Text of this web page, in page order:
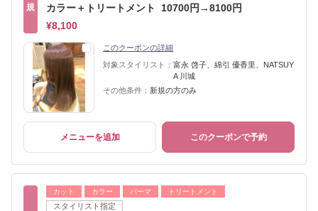
規
カラー＋トリートメント 10700円→8100円
¥8,100
このクーポンの詳細
対象スタイリスト： 富永 啓子、綿引 優香里、NATSUY
A 川城
その他条件： 新規の方のみ
メニューを追加 このクーポンで予約
カット カラー パーマ トリートメント
スタイリスト指定